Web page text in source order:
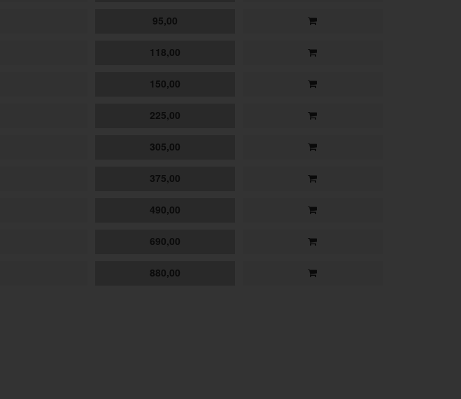
95,00
118,00
150,00
225,00
305,00
375,00
490,00
690,00
880,00